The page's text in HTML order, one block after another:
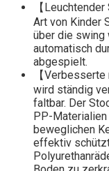
【
Art von Kinder
über die swing
automatisch
abgespielt.
【
wird ständig
faltbar. Der
PP-
beweglichen
effektiv